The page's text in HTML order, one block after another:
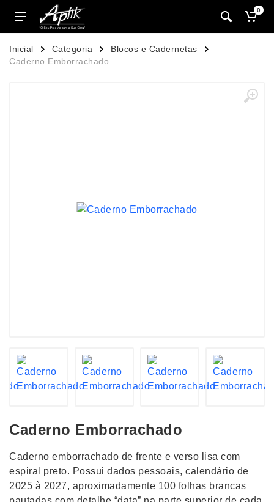
0
Inicial Categoria
Blocos e Cadernetas
Caderno Emborrachado
Caderno Emborrachado
Caderno emborrachado de frente e verso lisa com
espiral preto. Possui dados pessoais, calendário de
2025 à 2027, aproximadamente 100 folhas brancas